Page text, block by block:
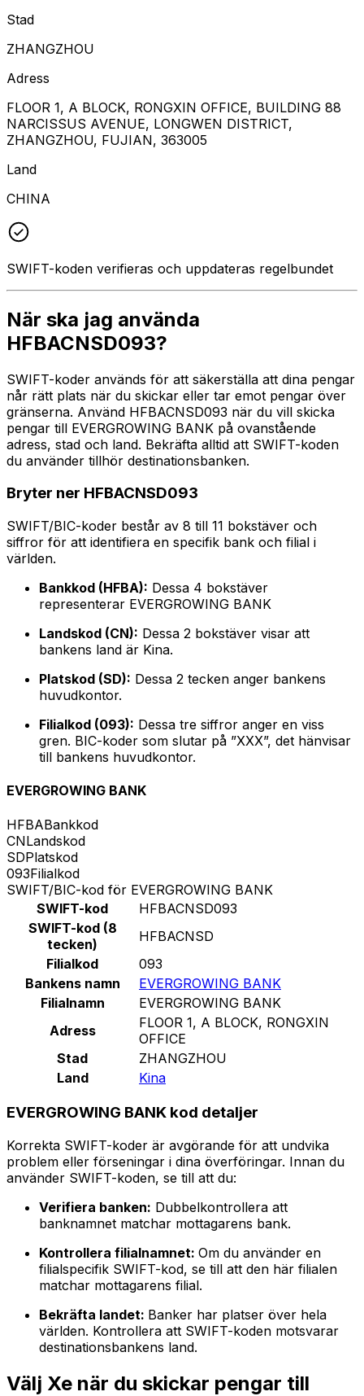
Stad
ZHANGZHOU
Adress
FLOOR 1, A BLOCK, RONGXIN OFFICE, BUILDING 88
NARCISSUS AVENUE, LONGWEN DISTRICT,
ZHANGZHOU, FUJIAN, 363005
Land
CHINA
SWIFT-koden verifieras och uppdateras regelbundet
När ska jag använda
HFBACNSD093?
SWIFT-koder används för att säkerställa att dina pengar
når rätt plats när du skickar eller tar emot pengar över
gränserna. Använd HFBACNSD093 när du vill skicka
pengar till EVERGROWING BANK på ovanstående
adress, stad och land. Bekräfta alltid att SWIFT-koden
du använder tillhör destinationsbanken.
Bryter ner HFBACNSD093
SWIFT/BIC-koder består av 8 till 11 bokstäver och
siffror för att identifiera en specifik bank och filial i
världen.
Bankkod (HFBA): Dessa 4 bokstäver
representerar EVERGROWING BANK
Landskod (CN): Dessa 2 bokstäver visar att
bankens land är Kina.
Platskod (SD): Dessa 2 tecken anger bankens
huvudkontor.
Filialkod (093): Dessa tre siffror anger en viss
gren. BIC-koder som slutar på ”XXX”, det hänvisar
till bankens huvudkontor.
EVERGROWING BANK
HFBABankkod
CNLandskod
SDPlatskod
093Filialkod
SWIFT/BIC-kod för EVERGROWING BANK
SWIFT-kod
HFBACNSD093
SWIFT-kod (8
tecken)
HFBACNSD
Filialkod
093
Bankens namn
EVERGROWING BANK
Filialnamn
EVERGROWING BANK
Adress
FLOOR 1, A BLOCK, RONGXIN
OFFICE
Stad
ZHANGZHOU
Land
Kina
EVERGROWING BANK kod detaljer
Korrekta SWIFT-koder är avgörande för att undvika
problem eller förseningar i dina överföringar. Innan du
använder SWIFT-koden, se till att du:
Verifiera banken: Dubbelkontrollera att
banknamnet matchar mottagarens bank.
Kontrollera filialnamnet: Om du använder en
filialspecifik SWIFT-kod, se till att den här filialen
matchar mottagarens filial.
Bekräfta landet: Banker har platser över hela
världen. Kontrollera att SWIFT-koden motsvarar
destinationsbankens land.
Välj Xe när du skickar pengar till